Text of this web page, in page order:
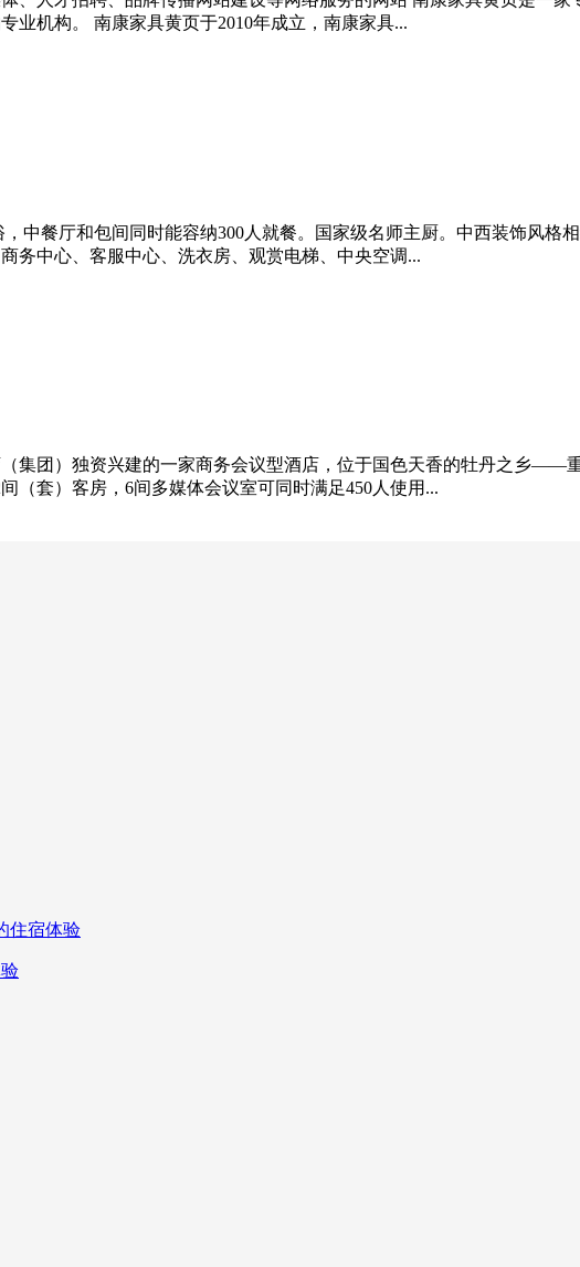
业机构。 南康家具黄页于2010年成立，南康家具...
中餐厅和包间同时能容纳300人就餐。国家级名师主厨。中西装饰风格
务中心、客服中心、洗衣房、观赏电梯、中央空调...
集团）独资兴建的一家商务会议型酒店，位于国色天香的牡丹之乡——
（套）客房，6间多媒体会议室可同时满足450人使用...